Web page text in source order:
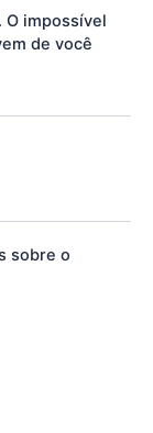
O impossível
de você
sobre o